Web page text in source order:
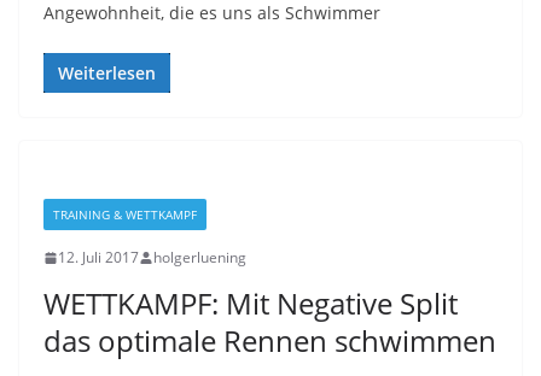
Angewohnheit, die es uns als Schwimmer
Weiterlesen
TRAINING & WETTKAMPF
12. Juli 2017 holgerluening
WETTKAMPF: Mit Negative Split
das optimale Rennen schwimmen